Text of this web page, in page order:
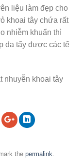
liệu làm đẹp cho
khoai tây chứa rất
nhiễm khuẩn thì
da tẩy được các tế
nhuyễn khoai tây
the permalink